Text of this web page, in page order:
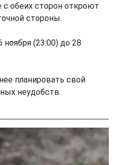
обеих сторон откроют
стороны.
ноября (23:00) до 28
планировать свой
неудобств.